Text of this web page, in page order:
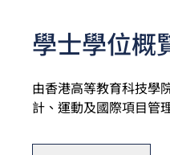
學士學位概
由香港高等教育科技學
計、運動及國際項目管